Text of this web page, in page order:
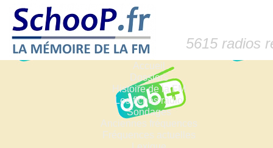
5615 radios
Accueil
Dossiers
Histoire de la FM
Les fiches radio
Sondages
Anciennes fréquences
Fréquences actuelles